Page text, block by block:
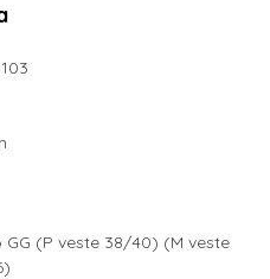
(P veste 38/40) (M veste